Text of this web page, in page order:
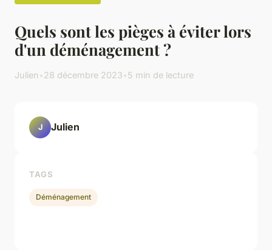
Quels sont les pièges à éviter lors
d'un déménagement ?
Julien •28 décembre 2023•5 min de lecture
J Julien
TAGS
Déménagement